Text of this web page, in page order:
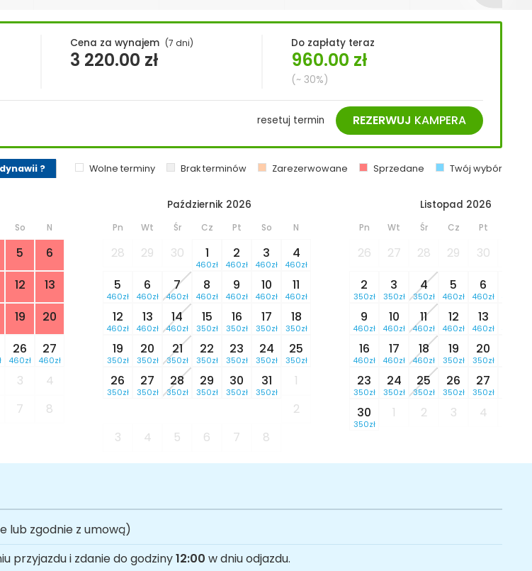
Cena za wynajem (7 dni)
3 220.00 zł
Do zapłaty teraz
960.00 zł
(~ 30%)
resetuj termin REZERWUJ KAMPERA
? Wolne terminy Brak terminów Zarezerwowane Sprzedane Twój wybór
So N
5
6
12
13
19
20
26
460zł
27
460zł
3
4
7
8
Październik 2026
Pn Wt Śr Cz Pt So N
28 29 30 1
460zł
2
460zł
3
460zł
4
460zł
5
460zł
6
460zł
7
460zł
8
460zł
9
460zł
10
460zł
11
460zł
12
460zł
13
460zł
14
460zł
15
350zł
16
350zł
17
350zł
18
350zł
19
350zł
20
350zł
21
350zł
22
350zł
23
350zł
24
350zł
25
350zł
26
350zł
27
350zł
28
350zł
29
350zł
30
350zł
31
350zł
1
2
3
4 5 6 7 8
Listopad 2026
Pn Wt Śr Cz Pt
26 27 28 29 30
2
350zł
3
350zł
4
350zł
5
460zł
6
460zł
9
460zł
10
460zł
11
460zł
12
460zł
13
460zł
16
460zł
17
460zł
18
460zł
19
350zł
20
350zł
23
350zł
24
350zł
25
350zł
26
350zł
27
350zł
30
350zł
1 2 3 4
lub zgodnie z umową)
przyjazdu i zdanie do godziny12:00 w dniu odjazdu.